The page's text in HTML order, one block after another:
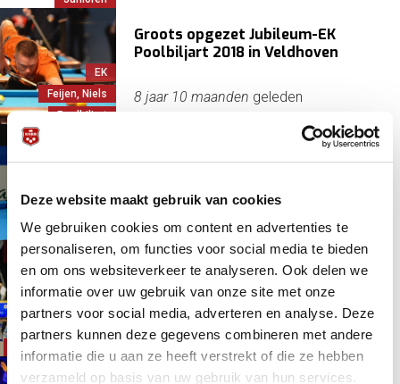
Deze website maakt gebruik van cookies
We gebruiken cookies om content en advertenties te
personaliseren, om functies voor social media te bieden
en om ons websiteverkeer te analyseren. Ook delen we
informatie over uw gebruik van onze site met onze
partners voor social media, adverteren en analyse. Deze
partners kunnen deze gegevens combineren met andere
informatie die u aan ze heeft verstrekt of die ze hebben
verzameld op basis van uw gebruik van hun services.
EK
Feijen, Niels
Poolbiljart
Groots opgezet Jubileum-EK
Poolbiljart 2018 in Veldhoven
8 jaar 10 maanden geleden
Poolbiljart
Gouden afsluiting EK Jeugd
Poolbiljarten
8 jaar 12 maanden
Hoe deed Nederland het op het EK
in Brandenburg?
9 jaar 3 maandengeleden